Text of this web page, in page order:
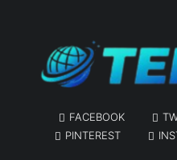
FACEBOOK
PINTEREST